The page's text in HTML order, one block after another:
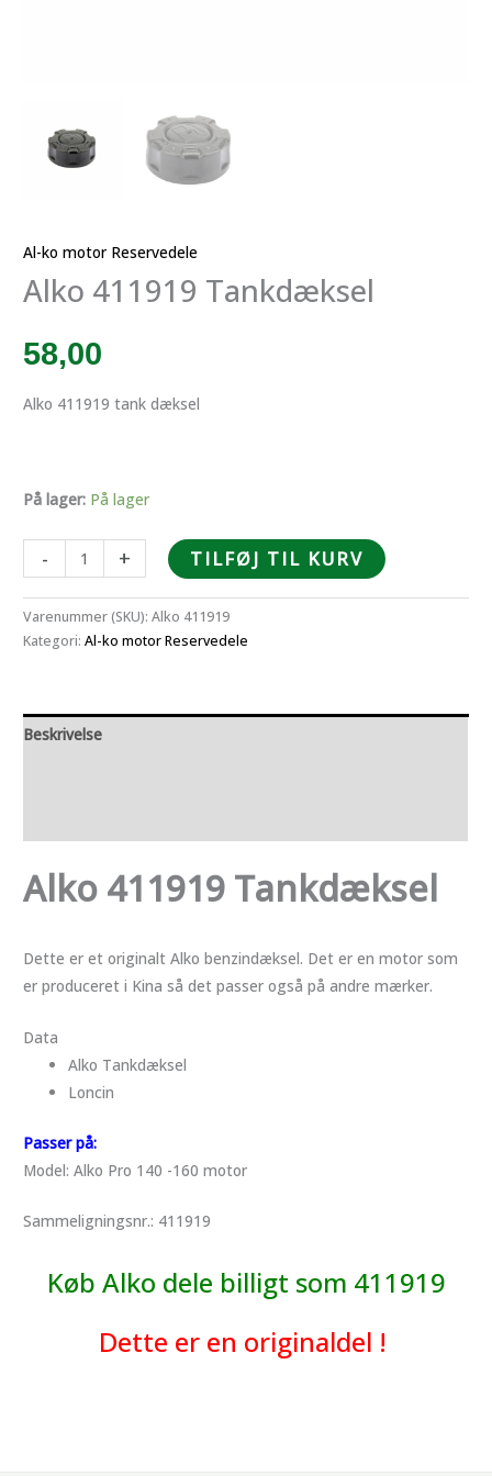
Al-ko motor Reservedele
Alko 411919 Tankdæksel
58,00
Alko 411919 tank dæksel
På lager: På lager
-
411919
Tankdæksel
antal
+ TILFØJ TIL KURV
Varenummer (SKU):Alko 411919
Kategori:Al-ko motor Reservedele
Beskrivelse
Alko 411919 Tankdæksel
Dette er et originalt Alko benzindæksel. Det er en motor som
er produceret i Kina så det passer også på andre mærker.
Data
Alko Tankdæksel
Loncin
Passer på:
Model: Alko Pro 140 -160 motor
Sammeligningsnr.: 411919
Køb Alko dele billigt som 411919
Dette er en originaldel !